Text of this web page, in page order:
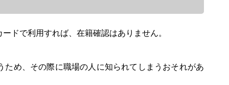
ドで利用すれば、在籍確認はありません。
め、その際に職場の人に知られてしまうおそれがあ